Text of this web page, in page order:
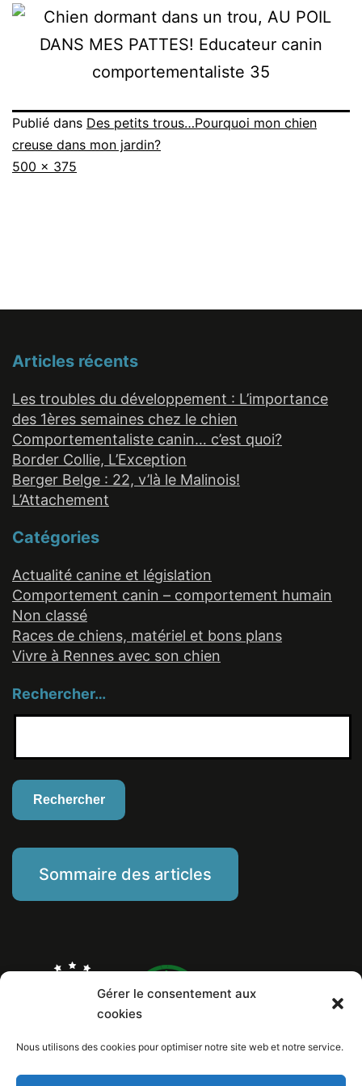
Gérer le consentement aux
cookies
Nous utilisons des cookies pour optimiser notre site web et notre service.
Publié dans Des petits trous…Pourquoi mon chien
creuse dans mon jardin?
Taille
500 × 375
Articles récents
Les troubles du développement : L’importance
des 1ères semaines chez le chien
Comportementaliste canin… c’est quoi?
Border Collie, L’Exception
Berger Belge : 22, v’là le Malinois!
L’Attachement
Catégories
Actualité canine et législation
Comportement canin – comportement humain
Non classé
Races de chiens, matériel et bons plans
Vivre à Rennes avec son chien
Rechercher…
Sommaire des articles